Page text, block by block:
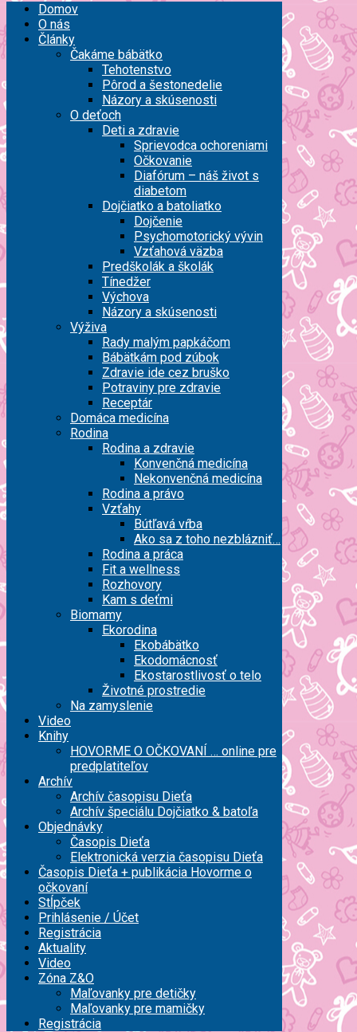
Domov
O nás
Články
Čakáme bábätko
Tehotenstvo
Pôrod a šestonedelie
Názory a skúsenosti
O deťoch
Deti a zdravie
Sprievodca ochoreniami
Očkovanie
Diafórum – náš život s
diabetom
Dojčiatko a batoliatko
Dojčenie
Psychomotorický vývin
Vzťahová väzba
Predškolák a školák
Tínedžer
Výchova
Názory a skúsenosti
Výživa
Rady malým papkáčom
Bábätkám pod zúbok
Zdravie ide cez bruško
Potraviny pre zdravie
Receptár
Domáca medicína
Rodina
Rodina a zdravie
Konvenčná medicína
Nekonvenčná medicína
Rodina a právo
Vzťahy
Bútľavá vŕba
Ako sa z toho nezblázniť…
Rodina a práca
Fit a wellness
Rozhovory
Kam s deťmi
Biomamy
Ekorodina
Ekobábätko
Ekodomácnosť
Ekostarostlivosť o telo
Životné prostredie
Na zamyslenie
Video
Knihy
HOVORME O OČKOVANÍ … online pre
predplatiteľov
Archív
Archív časopisu Dieťa
Archív špeciálu Dojčiatko & batoľa
Objednávky
Časopis Dieťa
Elektronická verzia časopisu Dieťa
Časopis Dieťa + publikácia Hovorme o
očkovaní
Stĺpček
Prihlásenie / Účet
Registrácia
Aktuality
Video
Zóna Z&O
Maľovanky pre detičky
Maľovanky pre mamičky
Registrácia